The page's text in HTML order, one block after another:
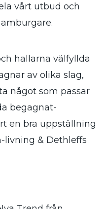
vårt utbud och
hallarna välfyllda
av olika slag,
något som passar
begagnat-
en bra uppställning
livning & Dethleffs